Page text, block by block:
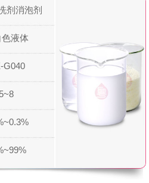
剂消泡剂
液体
G040
5~8